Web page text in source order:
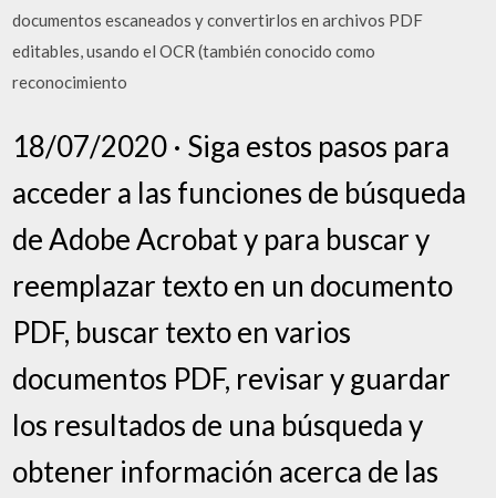
documentos escaneados y convertirlos en archivos PDF
editables, usando el OCR (también conocido como
reconocimiento
18/07/2020 · Siga estos pasos para
acceder a las funciones de búsqueda
de Adobe Acrobat y para buscar y
reemplazar texto en un documento
PDF, buscar texto en varios
documentos PDF, revisar y guardar
los resultados de una búsqueda y
obtener información acerca de las